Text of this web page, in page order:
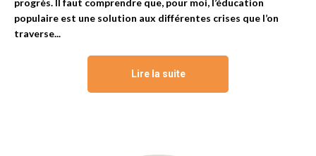
progrès. Il faut comprendre que, pour moi, l’éducation
populaire est une solution aux différentes crises que l’on
traverse...
Lire la suite